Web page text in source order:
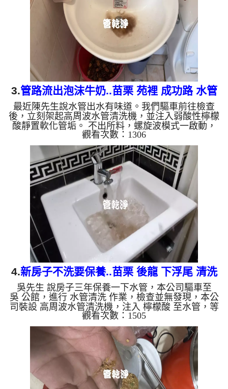
綠）： 銅合金接頭氧化。 乳白（生物膜）： 細菌黏
液滋生的...
3.管路流出泡沫牛奶..苗栗 苑裡 成功路 水管
清洗
最近陳先生說水管出水有味道。我們驅車前往檢查
後，立刻架起高周波水管清洗機，並注入弱酸性檸檬
酸靜置軟化管垢。 不出所料，螺旋波模式一啟動，
就噴出一顆顆異物，髒水瞬間變成的「泡沫牛奶」！
這就是長年累積在管壁的泥沙與鐵鏽。經過兩個小時
的努力，水終於轉為乾淨，出水量也變大了。 為什
麼水管需要定期「大掃除」？ 管壁髒汙靠一般水壓
難以清除，不同的水質也會產生不同的「色彩反
應」： 咖啡色（鐵鏽/泥沙）： 常見於自來水管線老
化。 石油黑（氧化錳）： 抽取地下水常見的黑色管
垢。 ...
觀看次數：1306
4.新房子不洗要保養..苗栗 後龍 下浮尾 清洗
水管
吳先生 說房子三年保養一下水管，本公司驅車至
吳 公館，進行 水管清洗 作業，檢查並無發現，本公
司裝設 高周波水管清洗機，注入 檸檬酸 至水管，等
了約15分，開啟 水管清洗機 ，啟動 螺旋波 模式，一
洗水管就流出白色泡沫水，突然噴出不少異物，兩個
多小時後，出水變乾淨出水量也變大了。 如是自來
水，如水管老化，會產生鐵鏽跟泥沙堆積，洗出來的
水就會是咖啡色，地下水含有氧化錳，管壁上會結成
黑色管垢，洗出來的水會跟石油一樣黑，有些洗出綠
色的水，是因為裡面有銅的物質，生鏽產生銅綠，如
是藍色的水，是因為...
觀看次數：1505